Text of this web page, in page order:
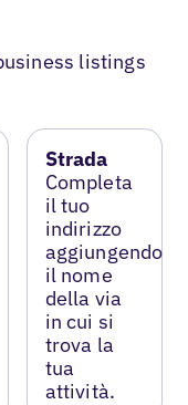
listings
Strada
Completa
il tuo
indirizzo
aggiungendo
il nome
della via
in cui si
trova la
tua
attività.